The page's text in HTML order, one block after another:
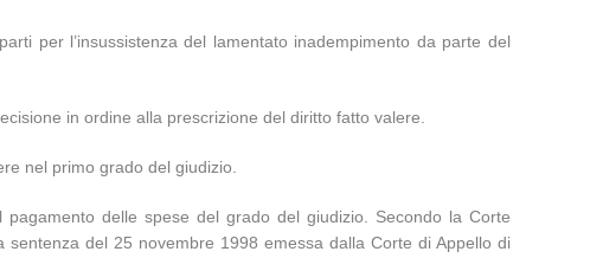
per l’insussistenza del lamentato inadempimento da parte del
in ordine alla prescrizione del diritto fatto valere.
nel primo grado del giudizio.
delle spese del grado del giudizio. Secondo la Corte
del 25 novembre 1998 emessa dalla Corte di Appello di